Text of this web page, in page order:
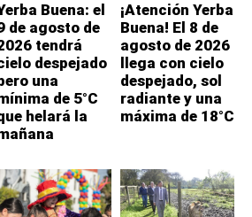
Buena: el
de agosto de
tendrá
despejado
una
de 5°C
helará la
¡Atención Yerba
Buena! El 8 de
agosto de 2026
llega con cielo
despejado, sol
radiante y una
máxima de 18°C